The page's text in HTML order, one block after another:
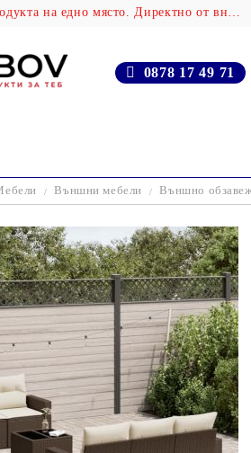
Крабов - Над 100 000 продукта на едно място. Директно от вносителя!
0878 17 49 71
Външни мебели Външно